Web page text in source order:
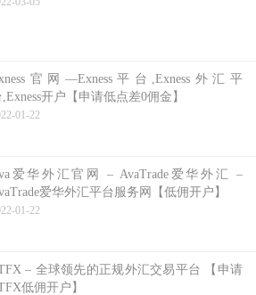
官网—Exness平台,Exness外汇平
,Exness开户【申请低点差0佣金】
01-22
爱华外汇官网 – AvaTrade爱华外汇 –
爱华外汇平台服务网【低佣开户】
01-22
– 全球领先的正规外汇交易平台 【申请
低佣开户】